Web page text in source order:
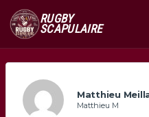
RUGBY
SCAPULAIRE
Matthieu
Matthieu M